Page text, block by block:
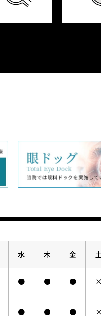
水 木 金 土
● ● ● ×
● ● ● ×